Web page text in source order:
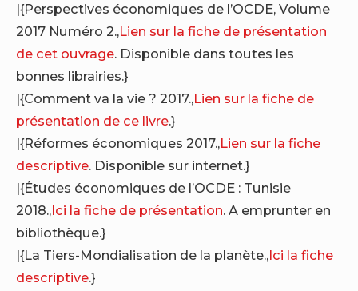
|{Perspectives économiques de l’OCDE, Volume
2017 Numéro 2.,Lien sur la fiche de présentation
de cet ouvrage. Disponible dans toutes les
bonnes librairies.}
|{Comment va la vie ? 2017.,Lien sur la fiche de
présentation de ce livre.}
|{Réformes économiques 2017.,Lien sur la fiche
descriptive. Disponible sur internet.}
|{Études économiques de l’OCDE : Tunisie
2018.,Ici la fiche de présentation. A emprunter en
bibliothèque.}
|{La Tiers-Mondialisation de la planète.,Ici la fiche
descriptive.}